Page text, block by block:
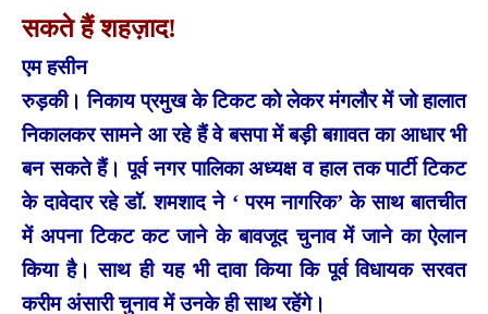
सकते हैं शहज़ाद!
एम हसीन
रुड़की। निकाय प्रमुख के टिकट को लेकर मंगलौर में जो हालात
निकालकर सामने आ रहे हैं वे बसपा में बड़ी बग़ावत का आधार भी
बन सकते हैं। पूर्व नगर पालिका अध्यक्ष व हाल तक पार्टी टिकट
के दावेदार रहे डॉ. शमशाद ने ‘ परम नागरिक’ के साथ बातचीत
में अपना टिकट कट जाने के बावजूद चुनाव में जाने का ऐलान
किया है। साथ ही यह भी दावा किया कि पूर्व विधायक सरवत
करीम अंसारी चुनाव में उनके ही साथ रहेंगे।